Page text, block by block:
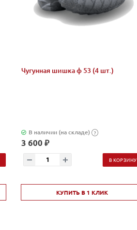
Чугунная шишка ф 53 (4 шт.)
В наличии (на складе) ?
3 600 ₽
В КОРЗИНУ
КУПИТЬ В 1 КЛИК